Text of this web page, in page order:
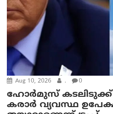
Aug 10, 2026 . 0
ഹോർമുസ്
കരാർ വ്യവസ്ഥ